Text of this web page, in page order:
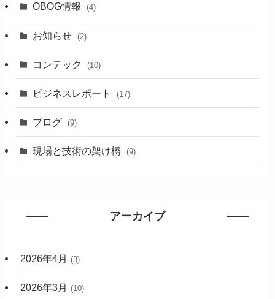
OBOG情報 (4)
お知らせ (2)
コンテック (10)
ビジネスレポート (17)
ブログ (9)
現場と技術の架け橋 (9)
アーカイブ
2026年4月 (3)
2026年3月 (10)